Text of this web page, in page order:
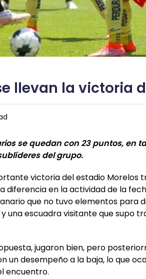
llevan la victoria
se quedan con 23 puntos, en
del grupo.
victoria del estadio Morelos
en la actividad de la
que no tuvo elementos para
una escuadra visitante que supo
jugaron bien, pero
un desempeño a la baja, lo que
encuentro.